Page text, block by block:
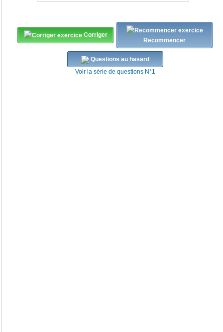
Corriger
Recommencer
Questions au hasard
Voir la série de questions N°1